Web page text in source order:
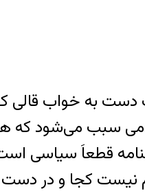
دست به خواب
سبب می‌شود که
قطعاَ سیاسی
نیست کجا و در